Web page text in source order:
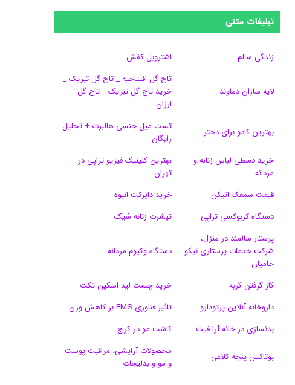
س
ب
و
ک
س
ن
ک
ن
س
ت
ا
گ
ر
م
d
i
u
m
گ
ر
م
ر
ا
تبلیغات متنی
زندگی سالم اشتروبل کفش
لایه سازان دماوند
تاج گل افتتاحیه _ تاج گل تبریک _
خرید تاج گل تبریک _ تاج گل
ارزان
بهترین کادو برای دختر
تست میل جنسی هالبرت + تحلیل
رایگان
خرید قسطی لباس زنانه و
مردانه
بهترین کلینیک فیزیو تراپی در
تهران
قیمت سمعک اتیکن
خرید دایرکت انبوه
دستگاه کربوکسی تراپی
تیشرت زنانه شیک
پرستار سالمند در منزل،
شرکت خدمات پرستاری نیکو
حامیان
دستگاه وکیوم مردانه
گاز گرفتن گربه
خرید چست لید اسکین تکت
داروخانه آنلاین پرتودارو
تاثیر فناوری EMS بر کاهش وزن
بدنسازی در خانه آرا فیت
کاشت مو در کرج
بوتاکس پنجه کلاغی
محصولات آرایشی، مراقبت پوست
و مو و بدلیجات